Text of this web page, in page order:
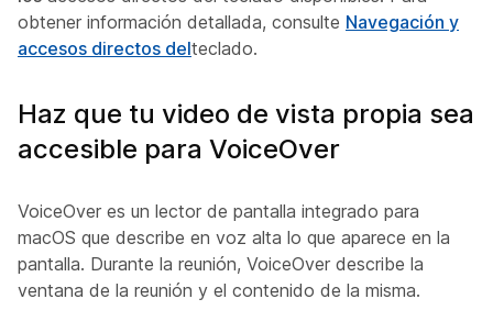
obtener información detallada, consulte Navegación y
accesos directos delteclado.
Haz que tu video de vista propia sea
accesible para VoiceOver
VoiceOver es un lector de pantalla integrado para
macOS que describe en voz alta lo que aparece en la
pantalla. Durante la reunión, VoiceOver describe la
ventana de la reunión y el contenido de la misma.